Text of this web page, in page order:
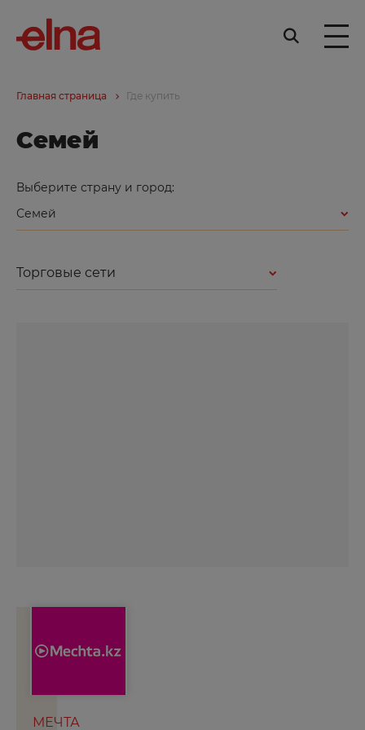
Главная страница Где купить
Семей
Выберите страну и город:
Семей
Торговые сети
МЕЧТА